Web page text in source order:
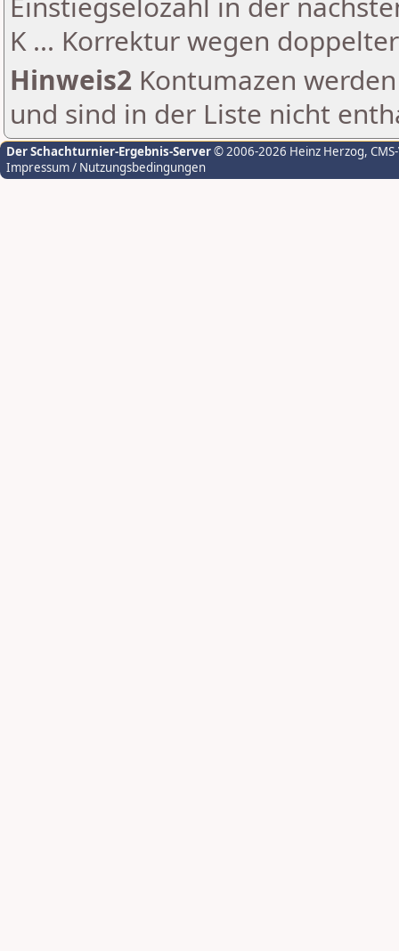
K ... Korrektur wegen
Hinweis2 Kontumazen
und sind in der Liste nicht
Der Schachturnier-Ergebnis-Server© 2006-2026 Heinz Herzog,
Impressum / Nutzungsbedingungen